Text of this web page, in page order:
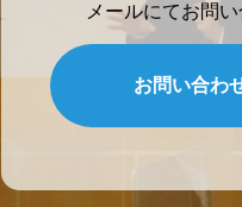
メールにてお問
お問い合わ